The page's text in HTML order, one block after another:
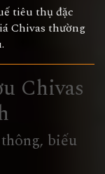
tiêu thụ đặc
Chivas thường
Chivas
biếu